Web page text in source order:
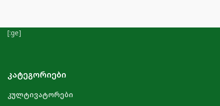
[:ge]
ᲙᲐᲢᲔᲒᲝᲠᲘᲔᲑᲘ
კულტივატორები